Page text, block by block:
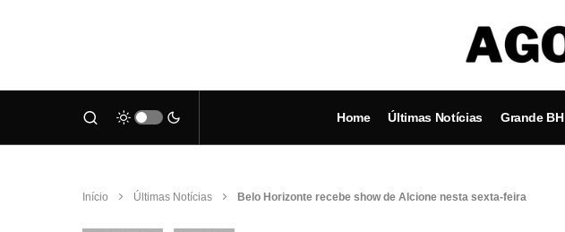
Home Últimas Notícias Grande BH
Início Últimas Notícias Belo Horizonte recebe show de Alcione nesta sexta-feira